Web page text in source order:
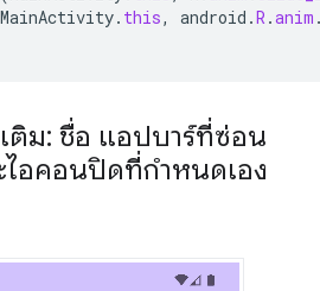
MainActivity. this, android .R .anim
ติม: ชื่อ แอปบาร์ที่ซ่อน
อคอนปิดที่กำหนดเอง